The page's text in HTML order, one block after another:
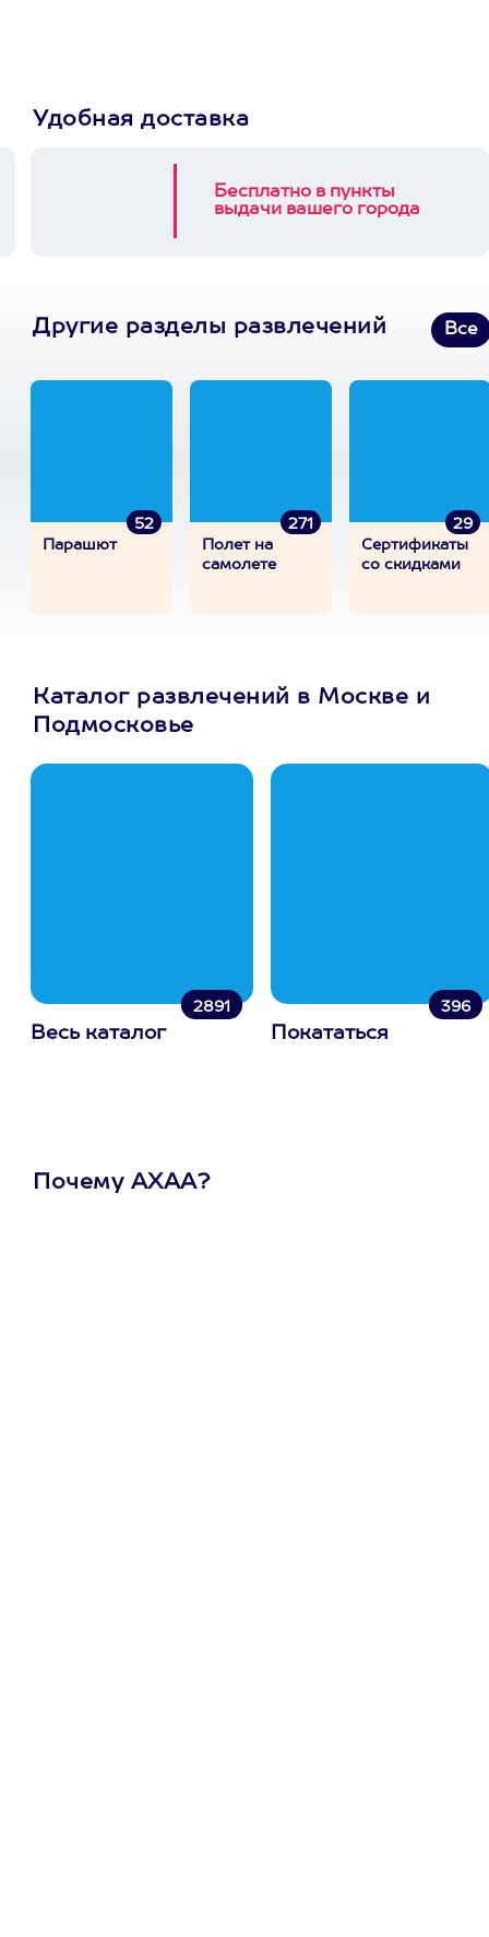
Удобная доставка
Бесплатно в пункты
выдачи вашего города
Другие разделы развлечений Все
52
Парашют
271
Полет на
самолете
29
Сертификаты
со скидками
Каталог развлечений в Москве и
Подмосковье
2891
Весь каталог
396
Покататься
Почему АХАА?